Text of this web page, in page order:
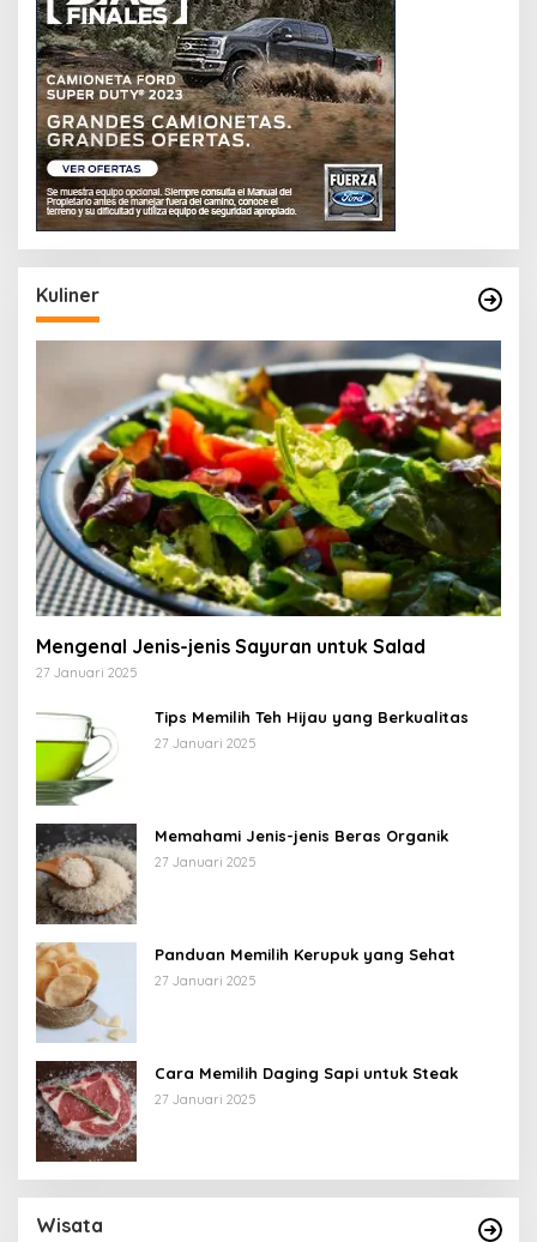
Kuliner
Mengenal Jenis-jenis Sayuran untuk Salad
27 Januari 2025
Tips Memilih Teh Hijau yang Berkualitas
27 Januari 2025
Memahami Jenis-jenis Beras Organik
27 Januari 2025
Panduan Memilih Kerupuk yang Sehat
27 Januari 2025
Cara Memilih Daging Sapi untuk Steak
27 Januari 2025
Wisata